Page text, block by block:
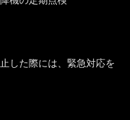
した際には、緊急対応を